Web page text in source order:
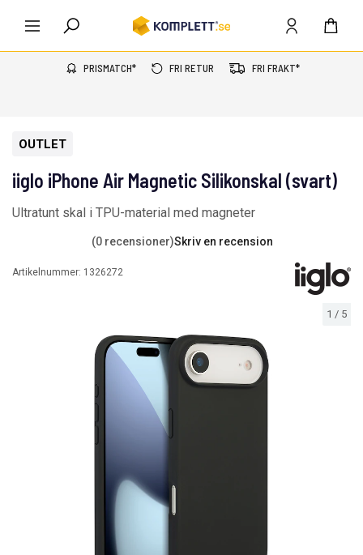
PRISMATCH* FRI RETUR FRI FRAKT*
1 / 5
OUTLET
iiglo iPhone Air Magnetic Silikonskal (svart)
Ultratunt skal i TPU-material med magneter
(0 recensioner)Skriv en recension
Artikelnummer: 1326272